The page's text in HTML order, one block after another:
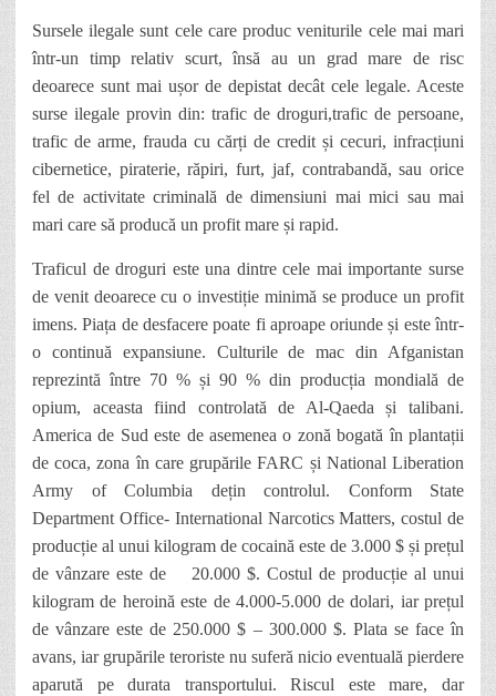
Sursele ilegale sunt cele care produc veniturile cele mai mari
într-un timp relativ scurt, însă au un grad mare de risc
deoarece sunt mai ușor de depistat decât cele legale. Aceste
surse ilegale provin din: trafic de droguri,trafic de persoane,
trafic de arme, frauda cu cărți de credit și cecuri, infracțiuni
cibernetice, piraterie, răpiri, furt, jaf, contrabandă, sau orice
fel de activitate criminală de dimensiuni mai mici sau mai
mari care să producă un profit mare și rapid.
Traficul de droguri este una dintre cele mai importante surse
de venit deoarece cu o investiție minimă se produce un profit
imens. Piața de desfacere poate fi aproape oriunde și este într-
o continuă expansiune. Culturile de mac din Afganistan
reprezintă între 70 % și 90 % din producția mondială de
opium, aceasta fiind controlată de Al-Qaeda și talibani.
America de Sud este de asemenea o zonă bogată în plantații
de coca, zona în care grupările FARC și National Liberation
Army of Columbia dețin controlul. Conform State
Department Office- International Narcotics Matters, costul de
producție al unui kilogram de cocaină este de 3.000 $ și prețul
de vânzare este de 20.000 $. Costul de producție al unui
kilogram de heroină este de 4.000-5.000 de dolari, iar prețul
de vânzare este de 250.000 $ – 300.000 $. Plata se face în
avans, iar grupările teroriste nu suferă nicio eventuală pierdere
aparută pe durata transportului. Riscul este mare, dar